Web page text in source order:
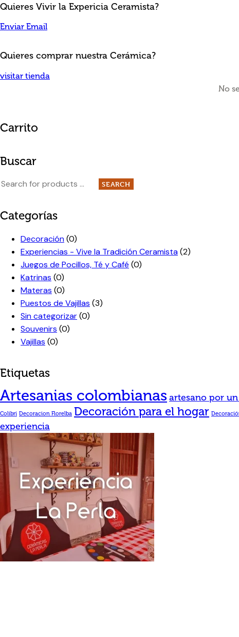
Quieres Vivir la Expericia Ceramista?
Enviar Email
Quieres comprar nuestra Cerámica?
visitar tienda
No
Carrito
Buscar
SEARCH
Categorías
Decoración(0)
Experiencias - Vive la Tradición Ceramista(2)
Juegos de Pocillos, Té y Café (0)
Katrinas (0)
Materas (0)
Puestos de Vajillas (3)
Sin categorizar(0)
Souvenirs (0)
Vajillas (0)
Etiquetas
Artesanias colombianas artesano por
Colibri Decoracion Florelba Decoración para el hogar
experiencia